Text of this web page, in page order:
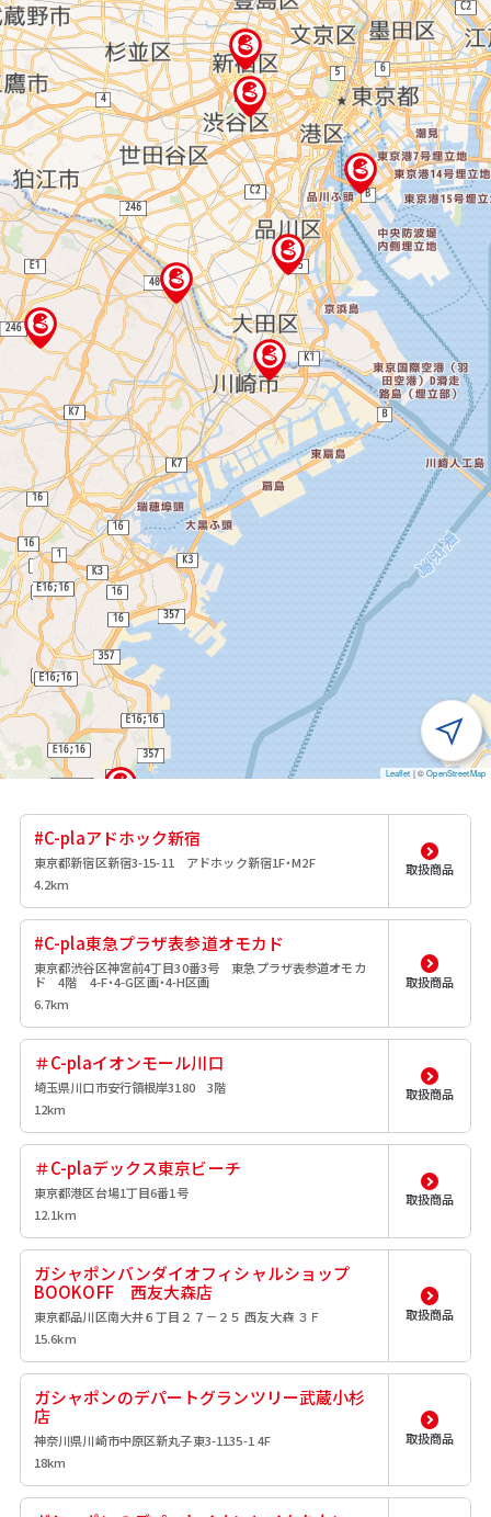
Leaflet |©OpenStreetMap
#C-plaアドホック新宿
東京都新宿区新宿3-15-11 アドホック新宿1F・M2F
4.2km
取扱商品
#C-pla東急プラザ表参道オモカド
東京都渋谷区神宮前4丁目30番3号 東急プラザ表参道オモカ
ド 4階 4-F・4-G区画・4-H区画
6.7km
取扱商品
＃C-plaイオンモール川口
埼玉県川口市安行領根岸3180 3階
12km
取扱商品
＃C-plaデックス東京ビーチ
東京都港区台場1丁目6番1号
12.1km
取扱商品
ガシャポンバンダイオフィシャルショップ
BOOKOFF 西友大森店
東京都品川区南大井６丁目２７－２５ 西友大森 ３Ｆ
15.6km
取扱商品
ガシャポンのデパートグランツリー武蔵小杉
店
神奈川県川崎市中原区新丸子東3-1135-1 4F
18km
取扱商品